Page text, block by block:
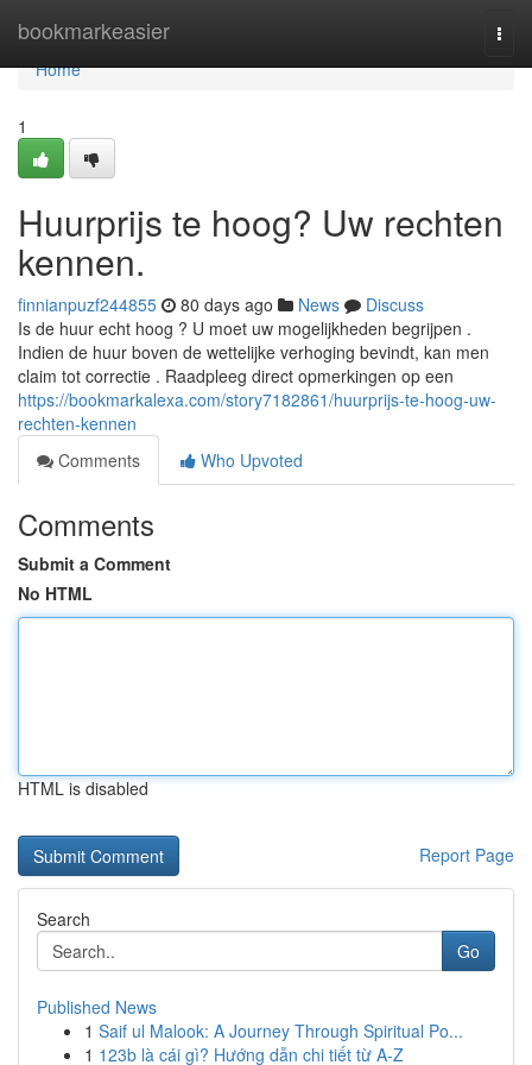
bookmarkeasier
Home
Home
1
Huurprijs te hoog? Uw rechten
kennen.
finnianpuzf244855 80 days ago News
Discuss
Is de huur echt hoog ? U moet uw mogelijkheden begrijpen .
Indien de huur boven de wettelijke verhoging bevindt, kan men
claim tot correctie . Raadpleeg direct opmerkingen op een
https://bookmarkalexa.com/story7182861/huurprijs-te-hoog-uw-
rechten-kennen
Comments
Who Upvoted
Comments
Submit a Comment
No HTML
HTML is disabled
Report Page
Search
Go
Published News
1 Saif ul Malook: A Journey Through Spiritual Po...
1 123b là cái gì? Hướng dẫn chi tiết từ A-Z